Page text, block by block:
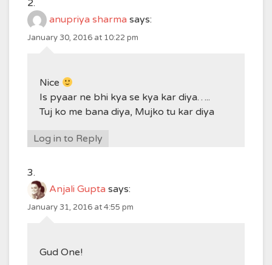
anupriya sharma says:
January 30, 2016 at 10:22 pm
Nice
Is pyaar ne bhi kya se kya kar diya…..
Tuj ko me bana diya, Mujko tu kar diya
Log in to Reply
Anjali Gupta says:
January 31, 2016 at 4:55 pm
Gud One!